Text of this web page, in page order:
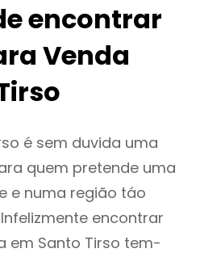
encontrar
Venda
é sem duvida uma
quem pretende uma
e numa região táo
encontrar
em Santo Tirso tem-